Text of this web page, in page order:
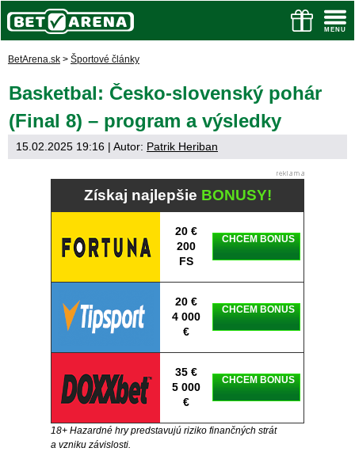
BetArena.sk > Športové články
Basketbal: Česko-slovenský pohár
(Final 8) – program a výsledky
15.02.2025 19:16 | Autor: Patrik Heriban
Získaj najlepšie BONUSY!
20 €
200
FS
CHCEM BONUS
20 €
4 000
€
CHCEM BONUS
35 €
5 000
€
CHCEM BONUS
18+ Hazardné hry predstavujú riziko finančných strát
a vzniku závislosti.